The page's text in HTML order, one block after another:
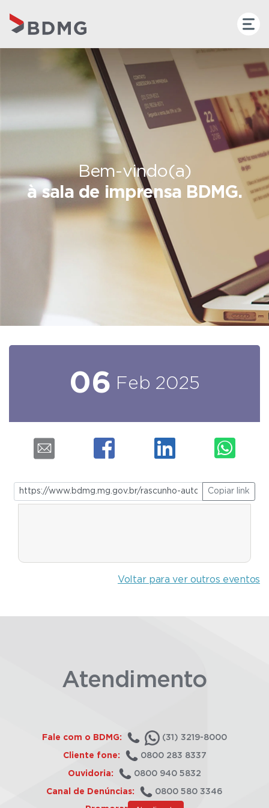
Bem-vindo(a)
à sala de imprensa BDMG.
06 Feb 2025
Copiar link
Voltar para ver outros eventos
Atendimento
Fale com o BDMG: (31) 3219-8000
Cliente fone: 0800 283 8337
Ouvidoria: 0800 940 5832
Canal de Denúncias: 0800 580 3346